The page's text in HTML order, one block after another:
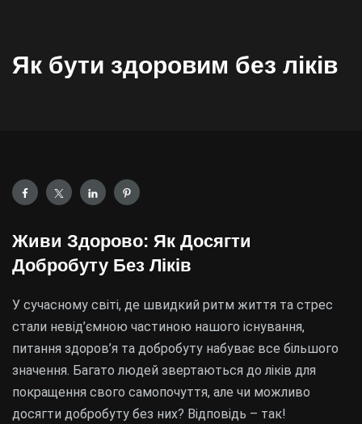
Як бути здоровим без ліків
Живи Здорово: Як Досягти
Добробуту Без Ліків
У сучасному світі, де швидкий ритм життя та стрес
стали невід’ємною частиною нашого існування,
питання здоров’я та добробуту набуває все більшого
значення. Багато людей звертаються до ліків для
покращення свого самопочуття, але чи можливо
досягти добробуту без них? Відповідь – так!